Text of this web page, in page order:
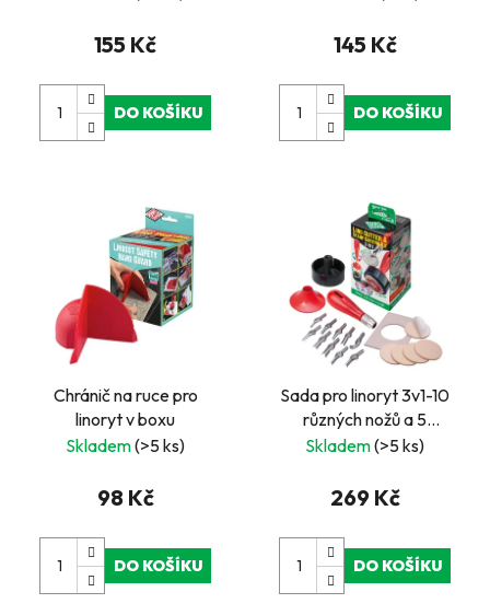
155 Kč
DO KOŠÍKU
145 Kč
DO KOŠÍKU
Chránič na ruce pro
linoryt v boxu
Skladem(>5 ks)
98 Kč
DO KOŠÍKU
Sada pro linoryt 3v1-10
různých nožů a 5
samolepících lin.
Skladem(>5 ks)
269 Kč
DO KOŠÍKU